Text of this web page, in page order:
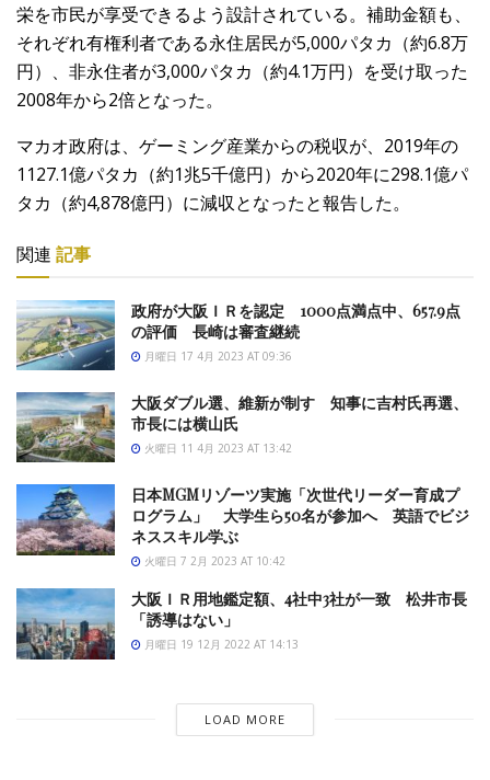
栄を市民が享受できるよう設計されている。補助金額も、
それぞれ有権利者である永住居民が5,000パタカ（約6.8万
円）、非永住者が3,000パタカ（約4.1万円）を受け取った
2008年から2倍となった。
マカオ政府は、ゲーミング産業からの税収が、2019年の
1127.1億パタカ（約1兆5千億円）から2020年に298.1億パ
タカ（約4,878億円）に減収となったと報告した。
関連 記事
政府が大阪ＩＲを認定 1000点満点中、657.9点
の評価 長崎は審査継続
月曜日 17 4月 2023 AT 09:36
大阪ダブル選、維新が制す 知事に吉村氏再選、
市長には横山氏
火曜日 11 4月 2023 AT 13:42
日本MGMリゾーツ実施「次世代リーダー育成プ
ログラム」 大学生ら50名が参加へ 英語でビジ
ネススキル学ぶ
火曜日 7 2月 2023 AT 10:42
大阪ＩＲ用地鑑定額、4社中3社が一致 松井市長
「誘導はない」
月曜日 19 12月 2022 AT 14:13
LOAD MORE